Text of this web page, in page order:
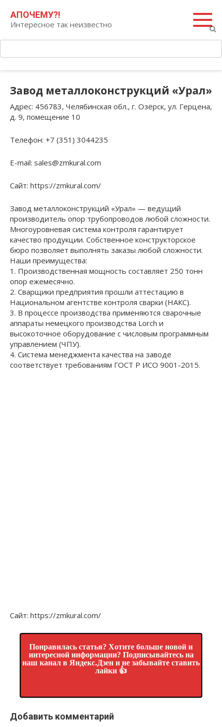
контенту
АПОЧЕМУ?!
Интересное так неизвестно
Завод металлоконструкций «Урал»
Адрес: 456783, Челябинская обл., г. Озёрск, ул. Герцена,
д. 9, помещение 10
Телефон: +7 (351) 3044235
E-mail: sales@zmkural.com
Сайт: https://zmkural.com/
Завод металлоконструкций «Урал» — ведущий
производитель опор трубопроводов любой сложности.
Многоуровневая система контроля гарантирует
качество продукции. Собственное конструкторское
бюро позволяет выполнять заказы любой сложности.
Наши преимущества:
1. Производственная мощность составляет 250 тонн
опор ежемесячно.
2. Сварщики предприятия прошли аттестацию в
Национальном агентстве контроля сварки (НАКС).
3. В процессе производства применяются сварочные
аппараты немецкого производства Lorch и
высокоточное оборудование с числовым программным
управлением (ЧПУ).
4. Система менеджмента качества на заводе
соответствует требованиям ГОСТ Р ИСО 9001-2015.
Сайт: https://zmkural.com/
Понравилась статья? Хотите больше новой и
интересной информации? Подписывайтесь на
наш канал в Яндекс.Дзен и не забывайте ставить
лайки 👍
Добавить комментарий